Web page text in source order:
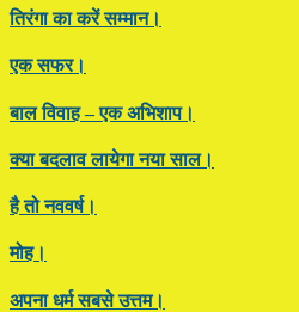
तिरंगा का करें सम्मान।
एक सफर।
बाल विवाह – एक अभिशाप।
क्या बदलाव लायेगा नया साल।
है तो नववर्ष।
मोह।
अपना धर्म सबसे उत्तम।